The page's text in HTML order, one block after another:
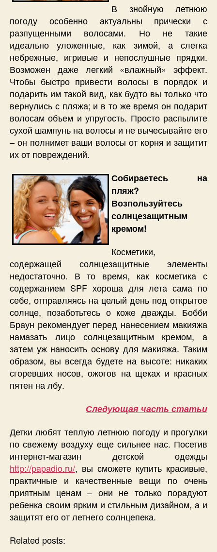
В знойную летнюю
погоду особенно актуальны прически с
разпущенными волосами. Но не такие
идеально уложенные, как зимой, а слегка
небрежные, игривые и непослушные прядки.
Возможен даже легкий «влажный» эффект.
Чтобы быстро привести волосы в порядок и
подарить им такой вид, как будто вы только что
вернулись с пляжа; и в то же время он подарит
волосам объем и упругость. Просто распылите
сухой шампунь на волосы и не вычесывайте его
– он полнимет ваши волосы от корня и защитит
их от повреждений.
Собираетесь на
пляж?
Возпользуйтесь
солнцезащитным
кремом!
Косметики,
содержащей солнцезащитные элементы
недостаточно. В то время, как косметика с
содержанием SPF хороша для лета сама по
себе, отправляясь на целый день под открытое
солнце, позаботьтесь о коже дважды. Бобби
Браун рекомендует перед нанесением макияжа
намазать лицо солнцезащитным кремом, а
затем уж наносить основу для макияжа. Таким
образом, вы всегда будете на высоте: никаких
сгоревших носов, ожогов на щеках и красных
пятен на лбу.
Следующая часть статьи
Детки любят теплую летнюю погоду и прогулки
по свежему воздуху еще сильнее нас. Посетив
интернет-магазин детской одежды
http://papadio.ru/, вы сможете купить красивые,
практичные и качественные вещи по очень
приятным ценам – они не только порадуют
ребенка своим ярким и стильным дизайном, а и
защитят его от летнего солнцепека.
Related posts: